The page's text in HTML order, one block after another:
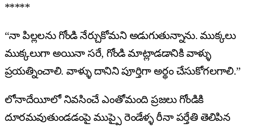
*****
“నా పిల్లలను గోండి నేర్చుకోమని అడుగుతున్నాను. ముక్కలు
ముక్కలుగా అయినా సరే, గోండి మాట్లాడడానికి వాళ్ళు
ప్రయత్నించాలి. వాళ్ళు దానిని పూర్తిగా అర్థం చేసుకోగలగాలి.”
లోనాదేయీలో నివసించే ఎంతోమంది ప్రజలు గోండికి
దూరమవుతుండడంపై ముప్పై రెండేళ్ళ రీనా పర్తేతి తెలిపిన